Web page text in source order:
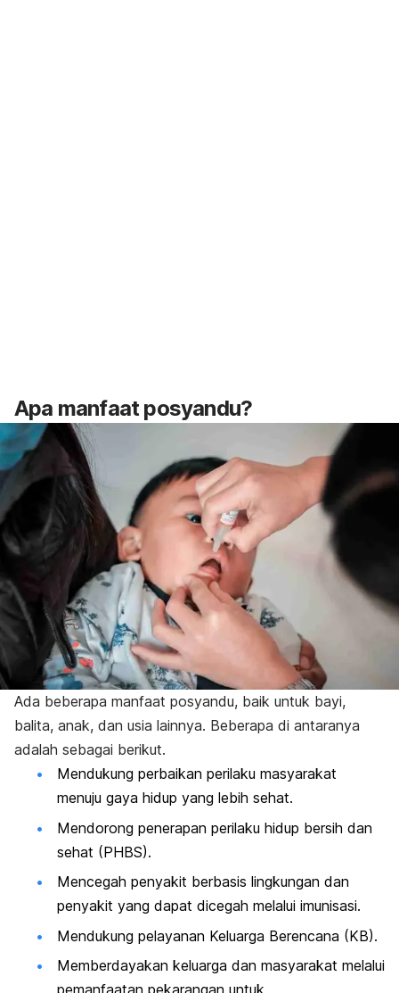
Apa manfaat posyandu?
Ada beberapa manfaat posyandu, baik untuk bayi,
balita, anak, dan usia lainnya. Beberapa di antaranya
adalah sebagai berikut.
Mendukung perbaikan perilaku masyarakat
menuju gaya hidup yang lebih sehat.
Mendorong penerapan perilaku hidup bersih dan
sehat (PHBS).
Mencegah penyakit berbasis lingkungan dan
penyakit yang dapat dicegah melalui imunisasi.
Mendukung pelayanan Keluarga Berencana (KB).
Memberdayakan keluarga dan masyarakat melalui
pemanfaatan pekarangan untuk